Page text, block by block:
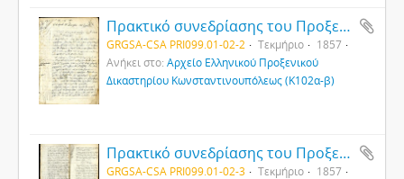
Πρακτικό συνεδρίασης του Προξενικού Δικαστηρίου Κωνσταντινουπόλεως (1)
GRGSA-CSA PRI099.01-02-2 Τεκμήριο
1857
Ανήκει στο: Αρχείο Ελληνικού Προξενικού
Δικαστηρίου Κωνσταντινουπόλεως (Κ102α-β)
Πρακτικό συνεδρίασης του Προξενικού Δικαστηρίου Κωνσταντινουπόλεως (2)
GRGSA-CSA PRI099.01-02-3 Τεκμήριο
1857